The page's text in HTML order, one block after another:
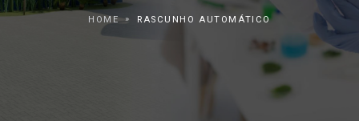
HOME RASCUNHO AUTOMÁTICO